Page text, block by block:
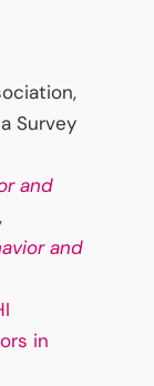
Survey
and
,
and
in